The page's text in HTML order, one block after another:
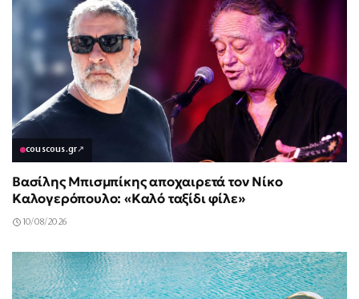
couscous.gr↗
Βασίλης Μπισμπίκης αποχαιρετά τον Νίκο
Καλογερόπουλο: «Καλό ταξίδι φίλε»
10/08/2026